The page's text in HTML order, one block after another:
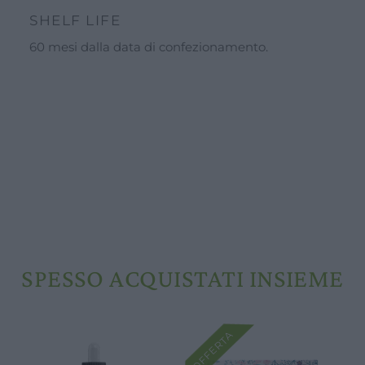
SHELF LIFE
60 mesi dalla data di confezionamento.
SPESSO ACQUISTATI INSIEME
OFFERTA